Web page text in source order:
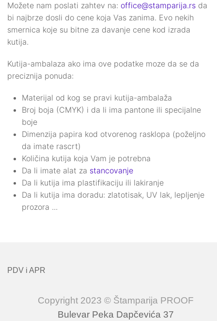
Možete nam poslati zahtev na: office@stamparija.rs da
bi najbrze dosli do cene koja Vas zanima. Evo nekih
smernica koje su bitne za davanje cene kod izrada
kutija.
Kutija-ambalaza ako ima ove podatke moze da se da
preciznija ponuda:
Materijal od kog se pravi kutija-ambalaža
Broj boja (CMYK) i da li ima pantone ili specijalne
boje
Dimenzija papira kod otvorenog rasklopa (poželjno
da imate rascrt)
Količina kutija koja Vam je potrebna
Da li imate alat za stancovanje
Da li kutija ima plastifikaciju ili lakiranje
Da li kutija ima doradu: zlatotisak, UV lak, lepljenje
prozora ...
PDV i APR
Copyright 2023 © Štamparija PROOF
Bulevar Peka Dapčevića 37